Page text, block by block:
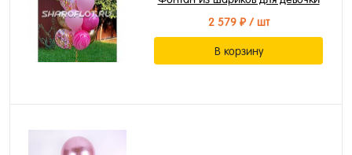
2 579 ₽/ шт
В корзину